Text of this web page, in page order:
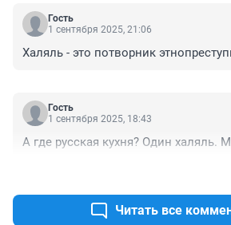
Гость
1 сентября 2025, 21:06
Халяль - это потворник
Гость
1 сентября 2025, 18:43
А где русская кухня? Один халяль.
Читать все